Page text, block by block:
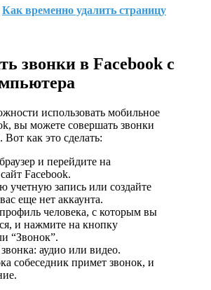
Как временно удалить страницу
звонки в Facebook с
использовать мобильное
вы можете совершать звонки
как это сделать:
и перейдите на
Facebook.
учетную запись или создайте
еще нет аккаунта.
человека, с которым вы
и нажмите на кнопку
“Звонок”.
аудио или видео.
собеседник примет звонок, и